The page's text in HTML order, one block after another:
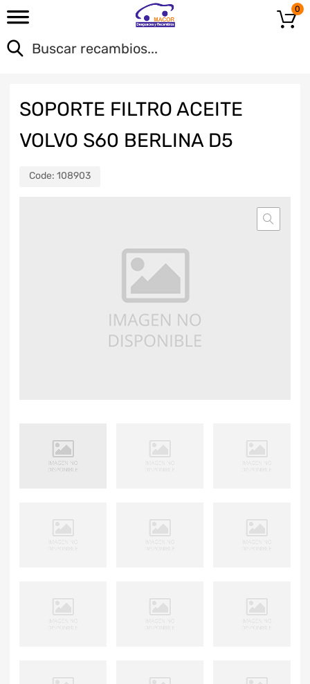
0
SOPORTE FILTRO ACEITE
VOLVO S60 BERLINA D5
Code: 108903